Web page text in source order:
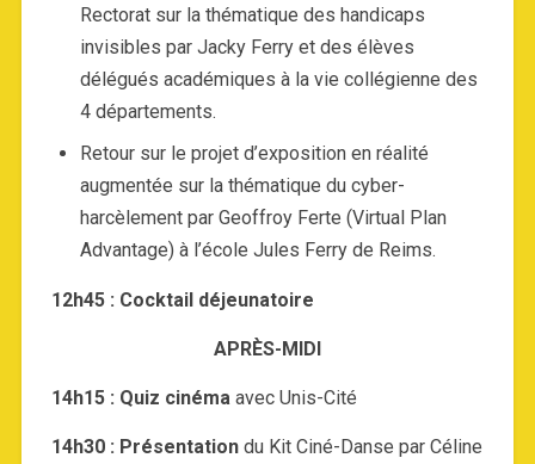
Rectorat sur la thématique des handicaps
invisibles par Jacky Ferry et des élèves
délégués académiques à la vie collégienne des
4 départements.
Retour sur le projet d’exposition en réalité
augmentée sur la thématique du cyber-
harcèlement par Geoffroy Ferte (Virtual Plan
Advantage) à l’école Jules Ferry de Reims.
12h45 : Cocktail déjeunatoire
APRÈS-MIDI
14h15 : Quiz cinémaavec Unis-Cité
14h30 : Présentation du Kit Ciné-Danse par Céline